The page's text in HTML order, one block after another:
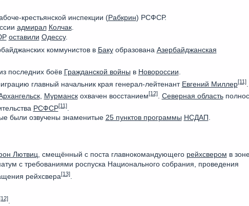
крестьянской инспекции (Рабкрин) РСФСР.
адмирал Колчак.
оставили Одессу.
коммунистов в Бакуобразована Азербайджанская
последних боёв Гражданской войны в Новороссии
главный начальник края генерал-лейтенант Евгений Миллер[11].
, Мурманскохвачен восстанием[12]. Северная область
РСФСР[11].
были озвучены знаменитые 25 пунктов программы НСДАП .
Лютвиц , смещённый с поста главнокомандующего рейхсвером в
с требованиями роспуска Национального собрания, проведения
рейхсвера[13].
[12].